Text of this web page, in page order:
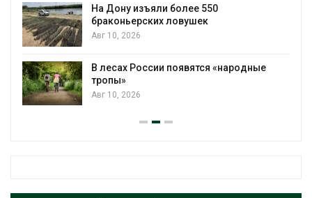
На Дону изъяли более 550
браконьерских ловушек
Авг 10, 2026
В лесах России появятся «народные
тропы»
Авг 10, 2026